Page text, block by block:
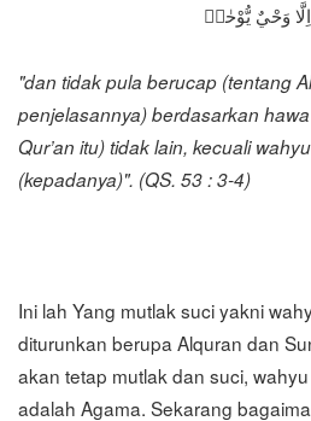
وَحْيٌ يُّوْحٰىۙ
"dan tidak pula berucap (tentang
penjelasannya) berdasarkan
Qur’an itu) tidak lain, kecuali
(kepadanya)". (QS. 53 : 3-4)
Ini lah Yang mutlak suci yakni
diturunkan berupa Alquran dan
akan tetap mutlak dan suci,
adalah Agama. Sekarang